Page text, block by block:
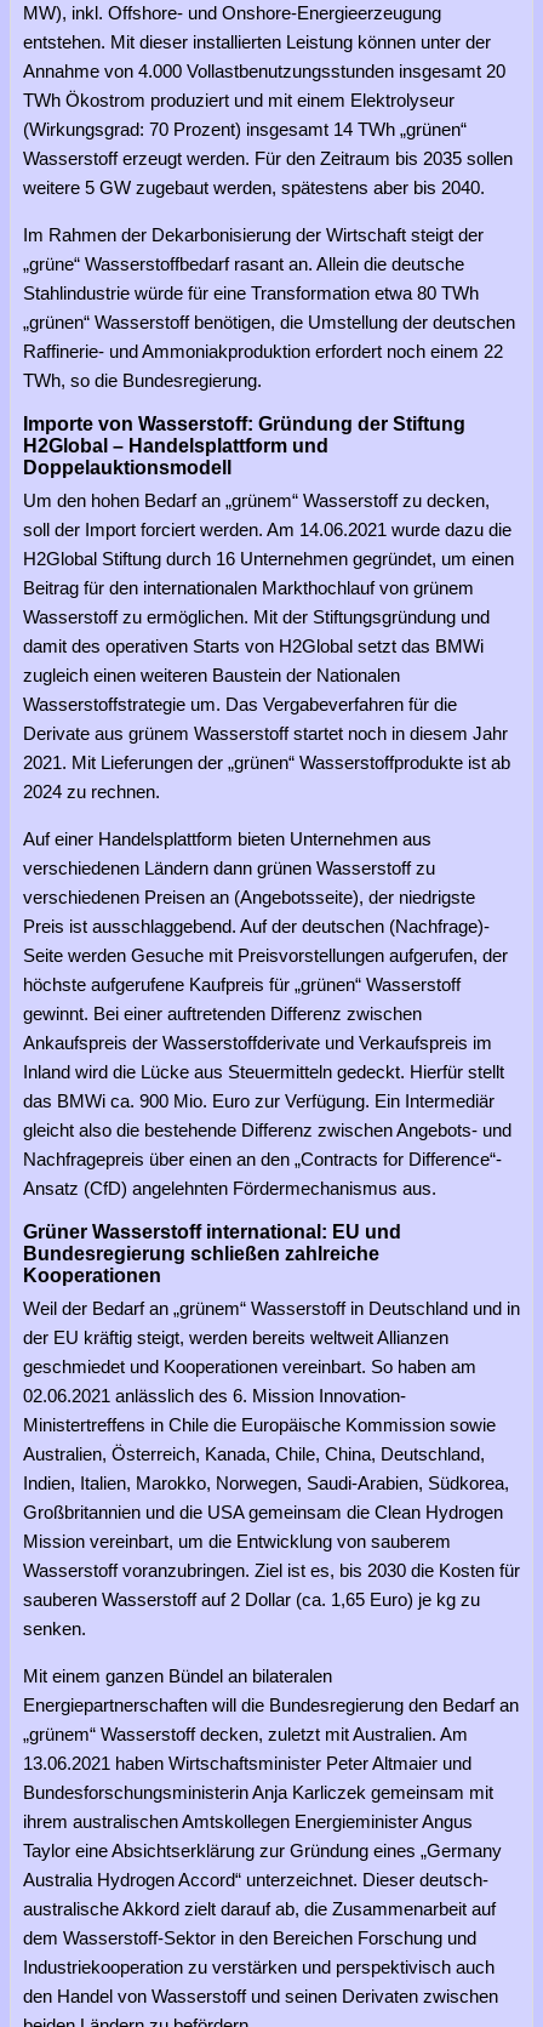
MW), inkl. Offshore- und Onshore-Energieerzeugung
entstehen. Mit dieser installierten Leistung können unter der
Annahme von 4.000 Vollastbenutzungsstunden insgesamt 20
TWh Ökostrom produziert und mit einem Elektrolyseur
(Wirkungsgrad: 70 Prozent) insgesamt 14 TWh „grünen“
Wasserstoff erzeugt werden. Für den Zeitraum bis 2035 sollen
weitere 5 GW zugebaut werden, spätestens aber bis 2040.
Im Rahmen der Dekarbonisierung der Wirtschaft steigt der
„grüne“ Wasserstoffbedarf rasant an. Allein die deutsche
Stahlindustrie würde für eine Transformation etwa 80 TWh
„grünen“ Wasserstoff benötigen, die Umstellung der deutschen
Raffinerie- und Ammoniakproduktion erfordert noch einem 22
TWh, so die Bundesregierung.
Importe von Wasserstoff: Gründung der Stiftung
H2Global – Handelsplattform und
Doppelauktionsmodell
Um den hohen Bedarf an „grünem“ Wasserstoff zu decken,
soll der Import forciert werden. Am 14.06.2021 wurde dazu die
H2Global Stiftung durch 16 Unternehmen gegründet, um einen
Beitrag für den internationalen Markthochlauf von grünem
Wasserstoff zu ermöglichen. Mit der Stiftungsgründung und
damit des operativen Starts von H2Global setzt das BMWi
zugleich einen weiteren Baustein der Nationalen
Wasserstoffstrategie um. Das Vergabeverfahren für die
Derivate aus grünem Wasserstoff startet noch in diesem Jahr
2021. Mit Lieferungen der „grünen“ Wasserstoffprodukte ist ab
2024 zu rechnen.
Auf einer Handelsplattform bieten Unternehmen aus
verschiedenen Ländern dann grünen Wasserstoff zu
verschiedenen Preisen an (Angebotsseite), der niedrigste
Preis ist ausschlaggebend. Auf der deutschen (Nachfrage)-
Seite werden Gesuche mit Preisvorstellungen aufgerufen, der
höchste aufgerufene Kaufpreis für „grünen“ Wasserstoff
gewinnt. Bei einer auftretenden Differenz zwischen
Ankaufspreis der Wasserstoffderivate und Verkaufspreis im
Inland wird die Lücke aus Steuermitteln gedeckt. Hierfür stellt
das BMWi ca. 900 Mio. Euro zur Verfügung. Ein Intermediär
gleicht also die bestehende Differenz zwischen Angebots- und
Nachfragepreis über einen an den „Contracts for Difference“-
Ansatz (CfD) angelehnten Fördermechanismus aus.
Grüner Wasserstoff international: EU und
Bundesregierung schließen zahlreiche
Kooperationen
Weil der Bedarf an „grünem“ Wasserstoff in Deutschland und in
der EU kräftig steigt, werden bereits weltweit Allianzen
geschmiedet und Kooperationen vereinbart. So haben am
02.06.2021 anlässlich des 6. Mission Innovation-
Ministertreffens in Chile die Europäische Kommission sowie
Australien, Österreich, Kanada, Chile, China, Deutschland,
Indien, Italien, Marokko, Norwegen, Saudi-Arabien, Südkorea,
Großbritannien und die USA gemeinsam die Clean Hydrogen
Mission vereinbart, um die Entwicklung von sauberem
Wasserstoff voranzubringen. Ziel ist es, bis 2030 die Kosten für
sauberen Wasserstoff auf 2 Dollar (ca. 1,65 Euro) je kg zu
senken.
Mit einem ganzen Bündel an bilateralen
Energiepartnerschaften will die Bundesregierung den Bedarf an
„grünem“ Wasserstoff decken, zuletzt mit Australien. Am
13.06.2021 haben Wirtschaftsminister Peter Altmaier und
Bundesforschungsministerin Anja Karliczek gemeinsam mit
ihrem australischen Amtskollegen Energieminister Angus
Taylor eine Absichtserklärung zur Gründung eines „Germany
Australia Hydrogen Accord“ unterzeichnet. Dieser deutsch-
australische Akkord zielt darauf ab, die Zusammenarbeit auf
dem Wasserstoff-Sektor in den Bereichen Forschung und
Industriekooperation zu verstärken und perspektivisch auch
den Handel von Wasserstoff und seinen Derivaten zwischen